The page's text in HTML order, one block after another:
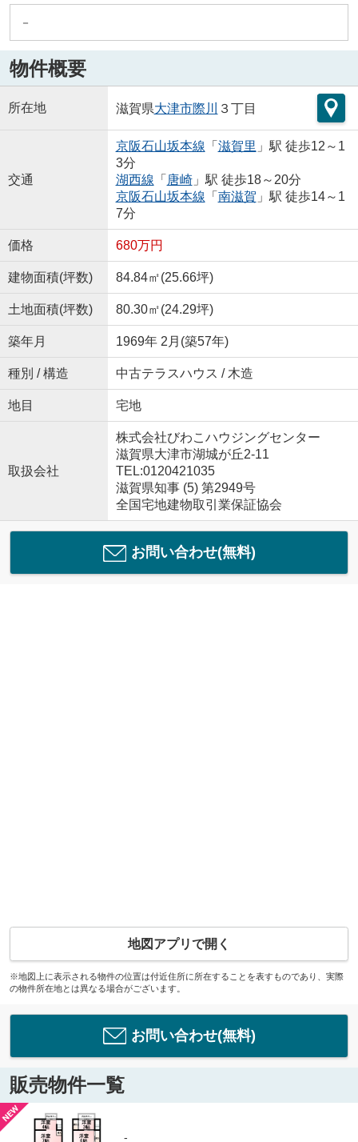
－
物件概要
所在地 滋賀県大津市際川 ３丁目
交通
京阪石山坂本線 「 滋賀里 」駅 徒歩12～1
3分
湖西線 「 唐崎」駅 徒歩18～20分
京阪石山坂本線 「 南滋賀 」駅 徒歩14～1
7分
価格 680万円
建物面積(坪数) 84.84㎡(25.66坪)
土地面積(坪数) 80.30㎡(24.29坪)
築年月 1969年 2月(築57年)
種別 / 構造 中古テラスハウス / 木造
地目 宅地
取扱会社
株式会社びわこハウジングセンター
滋賀県大津市湖城が丘2-11
TEL:0120421035
滋賀県知事 (5) 第2949号
全国宅地建物取引業保証協会
お問い合わせ(無料)
地図アプリで開く
※地図上に表示される物件の位置は付近住所に所在することを表すものであり、実際
の物件所在地とは異なる場合がございます。
お問い合わせ(無料)
販売物件一覧
-